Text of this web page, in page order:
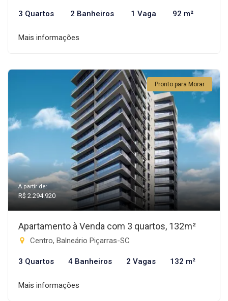
3 Quartos 2 Banheiros 1 Vaga 92 m²
Mais informações
Pronto para Morar
A partir de:
R$ 2.294.920
Apartamento à Venda com 3 quartos, 132m²
Centro, Balneário Piçarras-SC
3 Quartos 4 Banheiros 2 Vagas 132 m²
Mais informações